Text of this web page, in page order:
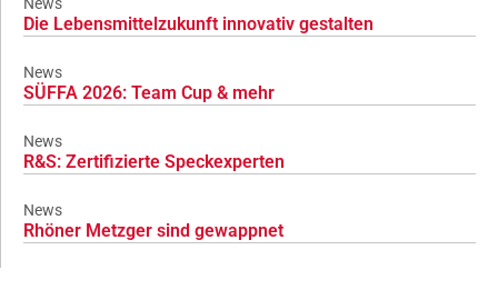
Die Lebensmittelzukunft innovativ gestalten
News
SÜFFA 2026: Team Cup & mehr
News
R&S: Zertifizierte Speckexperten
News
Rhöner Metzger sind gewappnet